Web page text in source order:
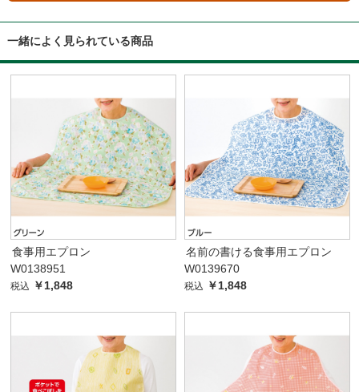
一緒によく見られている商品
食事用エプロン
W0138951
税込 ￥1,848
名前の書ける食事用エプロン
W0139670
税込 ￥1,848